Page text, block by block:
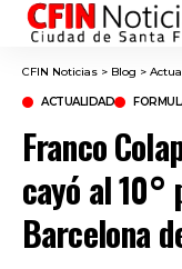
CFIN Noticias > Blog >
ACTUALIDAD
Franco
cayó al 10°
Barcelona